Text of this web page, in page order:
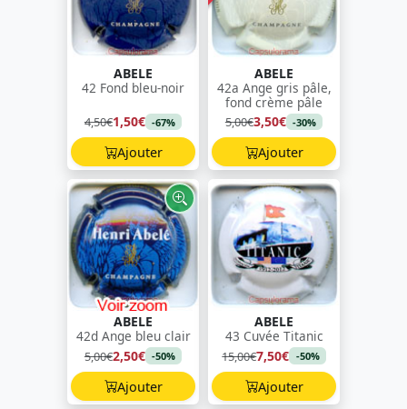
ABELE
42 Fond bleu-noir
4,50€1,50€ -67%
Ajouter
ABELE
42a Ange gris pâle,
fond crème pâle
5,00€3,50€ -30%
Ajouter
ABELE
42d Ange bleu clair
5,00€2,50€ -50%
Ajouter
ABELE
43 Cuvée Titanic
15,00€7,50€ -50%
Ajouter